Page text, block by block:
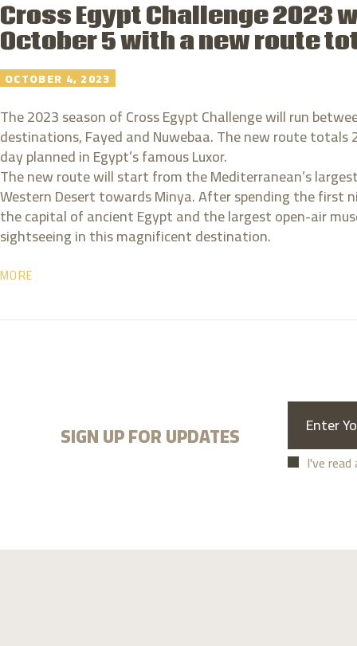
Cross Egypt Challenge
October 5 with a new route
OCTOBER 4, 2023
The 2023 season of Cross Egypt Challenge will run
destinations, Fayed and Nuwebaa. The new route
day planned in Egypt’s famous Luxor.
The new route will start from the Mediterranean’s
Western Desert towards Minya. After spending the first
the capital of ancient Egypt and the largest open-air
sightseeing in this magnificent destination.
MORE
SIGN UP FOR UPDATES
I've